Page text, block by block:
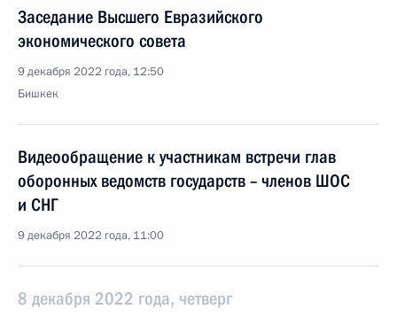
Заседание Высшего Евразийского
экономического совета
9 декабря 2022 года, 12:50
Бишкек
Видеообращение к участникам встречи глав
оборонных ведомств государств – членов ШОС
и СНГ
9 декабря 2022 года, 11:00
8 декабря 2022 года, четверг